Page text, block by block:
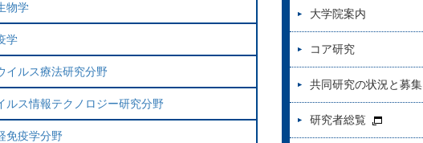
物学
学
イルス療法研究分野
ルス情報テクノロジー研究分野
免疫学分野
大学院案内
コア研究
共同研究の状況と募集
研究者総覧